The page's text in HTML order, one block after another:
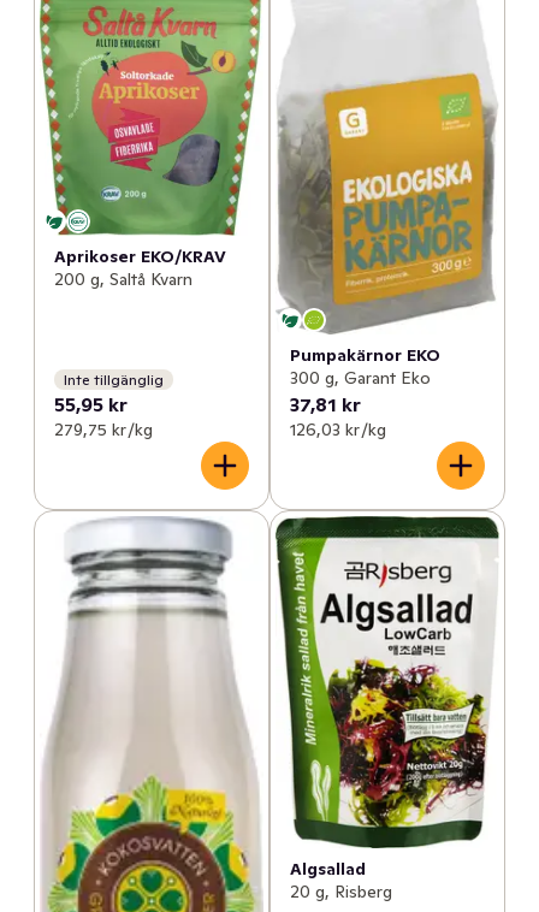
Aprikoser EKO/KRAV
200 g, Saltå Kvarn
Inte tillgänglig
55,95 kr
279,75 kr /kg
Pumpakärnor EKO
300 g, Garant Eko
37,81 kr
126,03 kr /kg
Algsallad
20 g, Risberg